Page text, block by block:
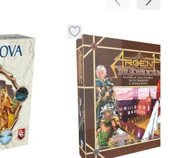
Pomeranje
stvari u kategoriju omiljeno
Dugme za dodavanje